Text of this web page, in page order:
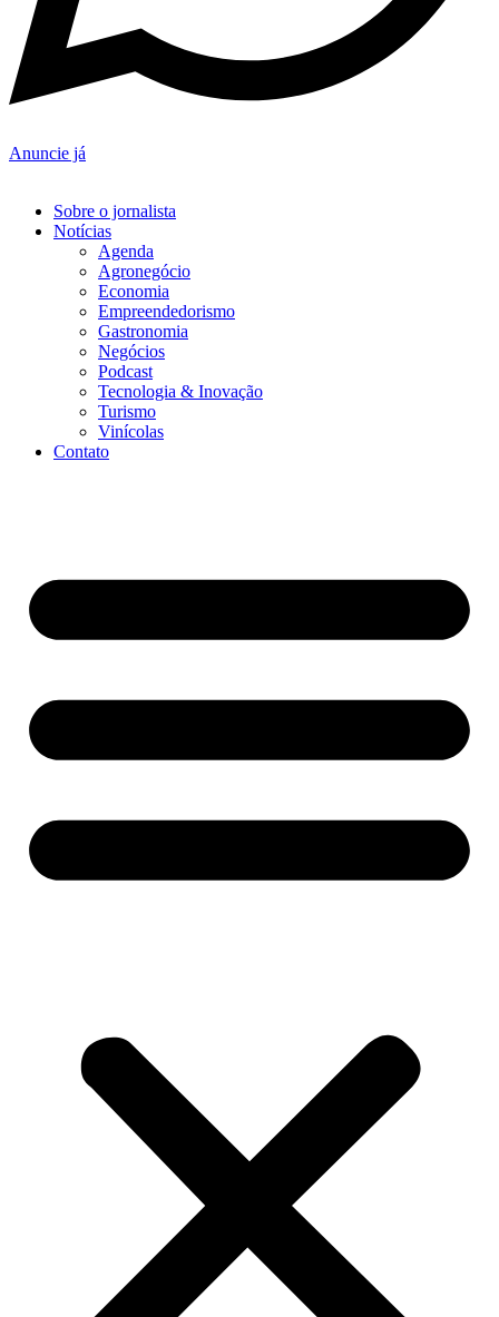
Anuncie já
Sobre o jornalista
Notícias
Agenda
Agronegócio
Economia
Empreendedorismo
Gastronomia
Negócios
Podcast
Tecnologia & Inovação
Turismo
Vinícolas
Contato